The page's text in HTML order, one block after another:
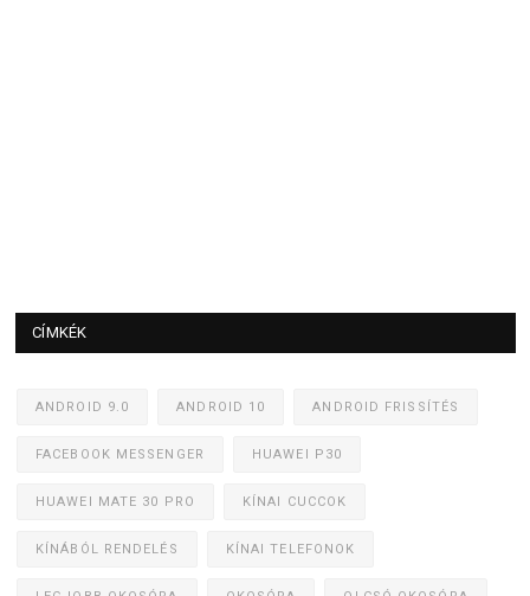
CÍMKÉK
ANDROID 9.0 ANDROID 10 ANDROID FRISSÍTÉS
FACEBOOK MESSENGER HUAWEI P30
HUAWEI MATE 30 PRO KÍNAI CUCCOK
KÍNÁBÓL RENDELÉS KÍNAI TELEFONOK